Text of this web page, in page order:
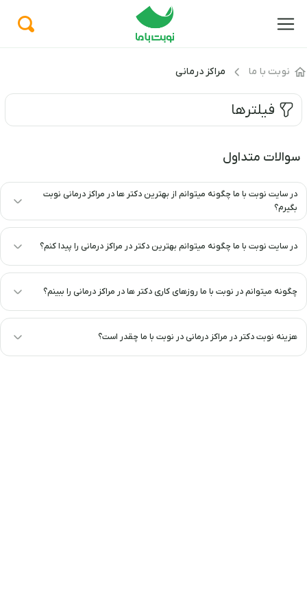
نوبت با ما مراکز درمانی
فیلترها
سوالات متداول
در سایت نوبت با ما چگونه میتوانم از بهترین دکتر ها در مراکز درمانی نوبت
بگیرم؟
در سایت نوبت با ما چگونه میتوانم بهترین دکتر در مراکز درمانی را پیدا کنم؟
چگونه میتوانم در نوبت با ما روزهای کاری دکتر ها در مراکز درمانی را ببینم؟
هزینه نوبت دکتر در مراکز درمانی در نوبت با ما چقدر است؟